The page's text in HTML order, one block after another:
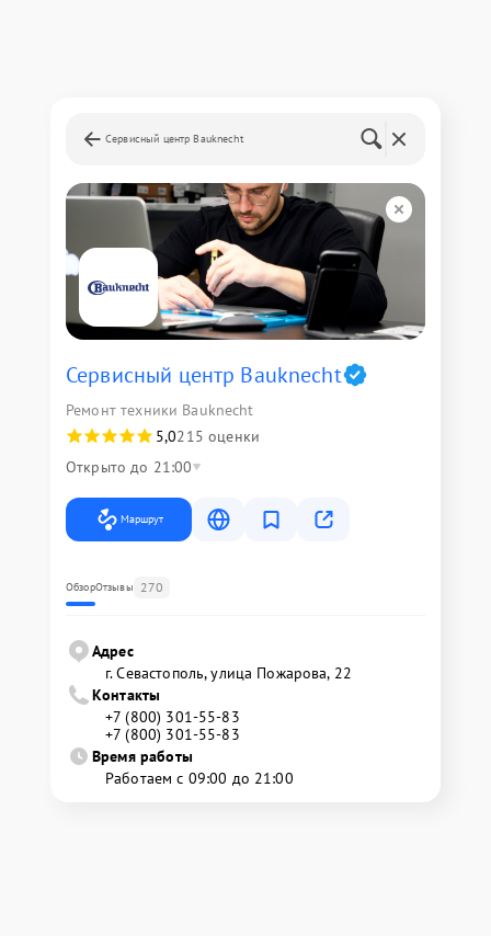
Сервисный центр Bauknecht
Сервисный центр Bauknecht
Ремонт техники Bauknecht
5,0215 оценки
Открыто до 21:00
Маршрут
ОбзорОтзывы 270
Адрес
г. Севастополь, улица Пожарова, 22
Контакты
+7 (800) 301-55-83
+7 (800) 301-55-83
Время работы
Работаем с 09:00 до 21:00